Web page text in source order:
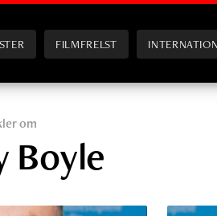
FILMFRELST
om
Boyle